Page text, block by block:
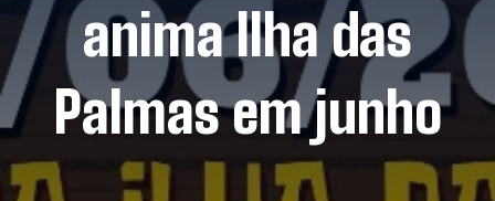
anima Ilha das
Palmas em junho